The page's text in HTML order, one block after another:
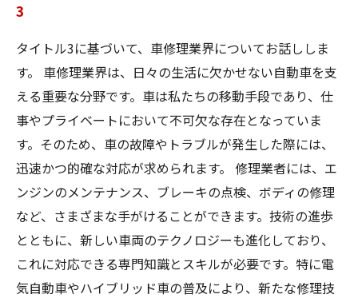
3
タイトル3に基づいて、車修理業界についてお話ししま
す。 車修理業界は、日々の生活に欠かせない自動車を支
える重要な分野です。車は私たちの移動手段であり、仕
事やプライベートにおいて不可欠な存在となっていま
す。そのため、車の故障やトラブルが発生した際には、
迅速かつ的確な対応が求められます。 修理業者には、エ
ンジンのメンテナンス、ブレーキの点検、ボディの修理
など、さまざまな手がけることができます。技術の進歩
とともに、新しい車両のテクノロジーも進化しており、
これに対応できる専門知識とスキルが必要です。特に電
気自動車やハイブリッド車の普及により、新たな修理技